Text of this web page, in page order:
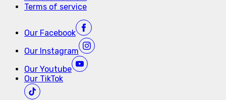
Terms of service
Our Facebook
Our Instagram
Our Youtube
Our TikTok